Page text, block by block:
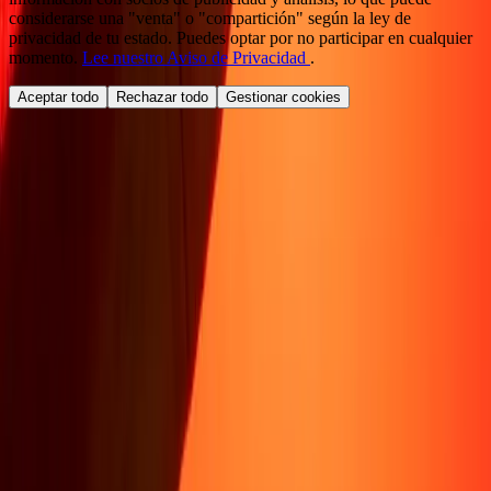
considerarse una "venta" o "compartición" según la ley de
privacidad de tu estado. Puedes optar por no participar en cualquier
momento. Lee nuestro Aviso de Privacidad .
Aceptar todo Rechazar todo Gestionar cookies